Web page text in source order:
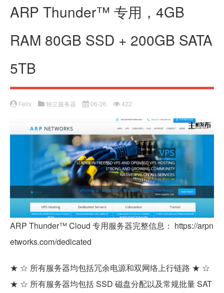
ARP Thunder™ 专用，4GB
RAM 80GB SSD + 200GB SATA
5TB
Felix 独立服务器 06-26 422
ARP Thunder™ Cloud 专用服务器完整信息： https://arpn
etworks.com/dedicated
★ ☆ 所有服务器均包括冗余电源和双网络上行链路 ★ ☆
★ ☆ 所有服务器均包括 SSD 磁盘分配以及常规批量 SAT